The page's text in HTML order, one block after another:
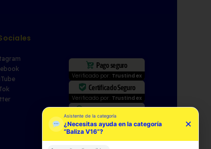
Pago seguro
Verificado por: Trustindex
Certificado Seguro
Verificado por: Trustindex
Soporte Excepcional
Verificado por: Trustindex
Asistente de la categoría
¿Necesitas ayuda en la categoría
“Baliza V16”?
×